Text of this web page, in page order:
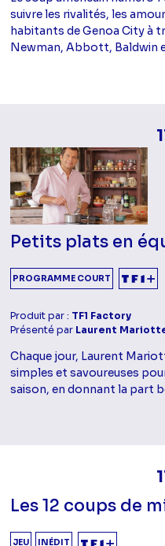
suivre les rivalités, les
habitants de Genoa City à
Newman, Abbott, Baldwin
Petits plats en
PROGRAMME COURT
Produit par : TF1 Factory
Présenté par Laurent
Chaque jour, Laurent
simples et savoureuses
saison, en donnant la part
Les 12 coups de
JEU INÉDIT